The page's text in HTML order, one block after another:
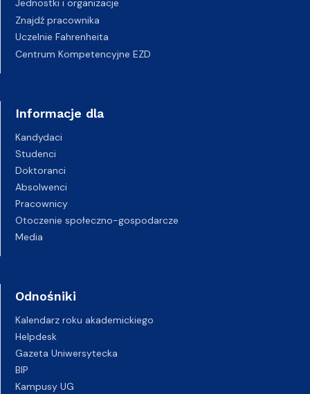
Jednostki i organizacje
Znajdź pracownika
Uczelnie Fahrenheita
Centrum Kompetencyjne EZD
Informacje dla
Kandydaci
Studenci
Doktoranci
Absolwenci
Pracownicy
Otoczenie społeczno-gospodarcze
Media
Odnośniki
Kalendarz roku akademickiego
Helpdesk
Gazeta Uniwersytecka
BIP
Kampusy UG